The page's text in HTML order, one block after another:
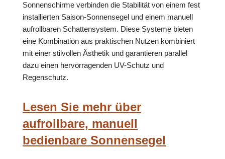
Sonnenschirme verbinden die Stabilität von einem fest
installierten Saison-Sonnensegel und einem manuell
aufrollbaren Schattensystem. Diese Systeme bieten
eine Kombination aus praktischen Nutzen kombiniert
mit einer stilvollen Ästhetik und garantieren parallel
dazu einen hervorragenden UV-Schutz und
Regenschutz.
Lesen Sie mehr über
aufrollbare, manuell
bedienbare Sonnensegel